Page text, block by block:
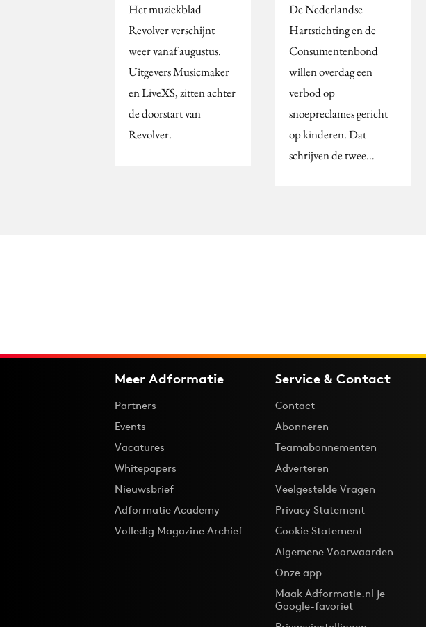
Het muziekblad
Revolver verschijnt
weer vanaf augustus.
Uitgevers Musicmaker
en LiveXS, zitten achter
de doorstart van
Revolver.
De Nederlandse
Hartstichting en de
Consumentenbond
willen overdag een
verbod op
snoepreclames gericht
op kinderen. Dat
schrijven de twee…
Meer Adformatie
Partners
Events
Vacatures
Whitepapers
Nieuwsbrief
Adformatie Academy
Volledig Magazine Archief
Service & Contact
Contact
Abonneren
Teamabonnementen
Adverteren
Veelgestelde Vragen
Privacy Statement
Cookie Statement
Algemene Voorwaarden
Onze app
Maak Adformatie.nl je
Google-favoriet